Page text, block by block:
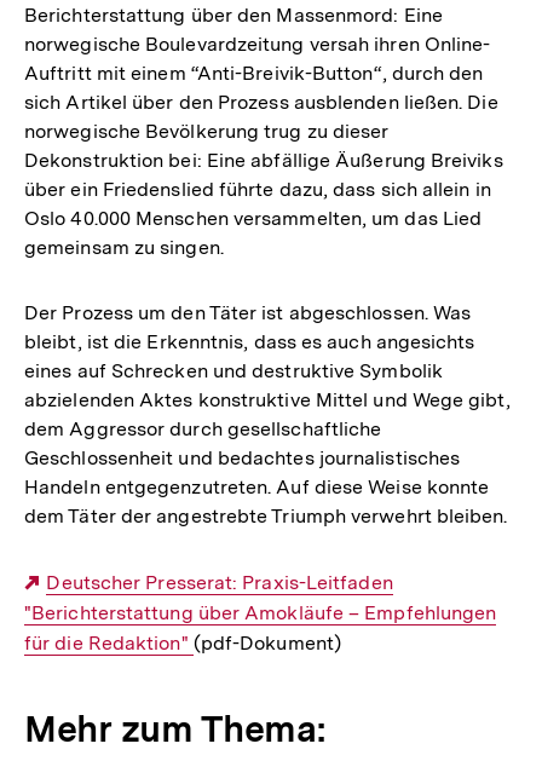
Berichterstattung über den Massenmord: Eine
norwegische Boulevardzeitung versah ihren Online-
Auftritt mit einem “Anti-Breivik-Button“, durch den
sich Artikel über den Prozess ausblenden ließen. Die
norwegische Bevölkerung trug zu dieser
Dekonstruktion bei: Eine abfällige Äußerung Breiviks
über ein Friedenslied führte dazu, dass sich allein in
Oslo 40.000 Menschen versammelten, um das Lied
gemeinsam zu singen.
Der Prozess um den Täter ist abgeschlossen. Was
bleibt, ist die Erkenntnis, dass es auch angesichts
eines auf Schrecken und destruktive Symbolik
abzielenden Aktes konstruktive Mittel und Wege gibt,
dem Aggressor durch gesellschaftliche
Geschlossenheit und bedachtes journalistisches
Handeln entgegenzutreten. Auf diese Weise konnte
dem Täter der angestrebte Triumph verwehrt bleiben.
Externer
Link:
Deutscher Presserat: Praxis-Leitfaden
"Berichterstattung über Amokläufe – Empfehlungen
für die Redaktion" (pdf-Dokument)
Mehr zum Thema: